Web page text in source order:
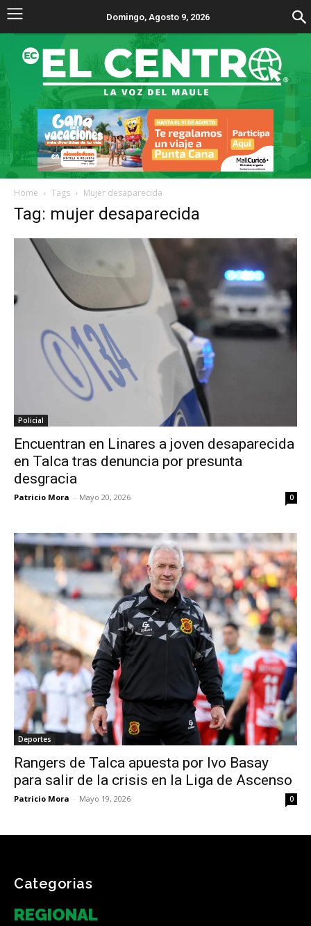
Domingo, Agosto 9, 2026
Home Tags Mujer desaparecida
Tag: mujer desaparecida
Policial
Encuentran en Linares a joven desaparecida
en Talca tras denuncia por presunta
desgracia
Patricio Mora - Mayo 20, 2026 0
Deportes
Rangers de Talca apuesta por Ivo Basay
para salir de la crisis en la Liga de Ascenso
Patricio Mora - Mayo 19, 2026 0
Categorias
REGIONAL